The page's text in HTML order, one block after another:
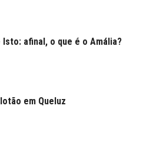
Isto: afinal, o que é o Amália?
em Queluz